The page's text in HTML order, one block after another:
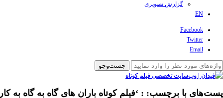
گزارش تصویری
EN
Facebook
Twitter
Email
پست‌های با برچسب: : ‘فیلم کوتاه باران های گاه به گاه به